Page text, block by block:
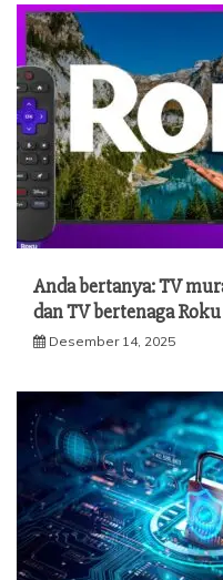
Anda bertanya: TV
dan TV bertenaga
Desember 14, 2025